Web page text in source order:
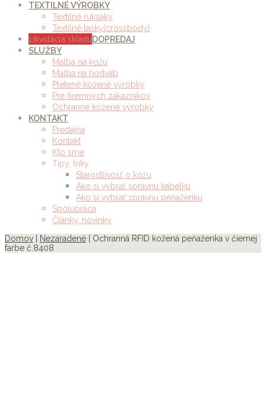
TEXTILNÉ VÝROBKY
Textilné ruksaky
Textilné tašky(crossbody)
Likvidácia skladuDOPREDAJ
SLUŽBY
Maľba na kožu
Maľba na hodváb
Pletené kožené výrobky
Pre firemných zákazníkov
Ochranné kožené výrobky
KONTAKT
Predajňa
Kontakt
Kto sme
Tipy, triky
Starostlivosť o kožu
Ako si vybrať správnu kabelku
Ako si vybrať správnu peňaženku
Spolupráca
Články, novinky
Domov
Nezaradené | Ochranná RFID kožená peňaženka v čiernej
farbe č.8408